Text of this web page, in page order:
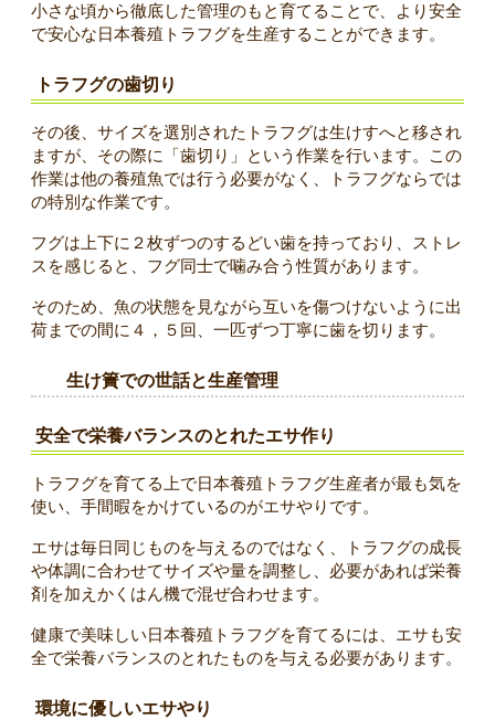
小さな頃から徹底した管理のもと育てることで、より安全
で安心な日本養殖トラフグを生産することができます。
トラフグの歯切り
その後、サイズを選別されたトラフグは生けすへと移され
ますが、その際に「歯切り」という作業を行います。この
作業は他の養殖魚では行う必要がなく、トラフグならでは
の特別な作業です。
フグは上下に２枚ずつのするどい歯を持っており、ストレ
スを感じると、フグ同士で噛み合う性質があります。
そのため、魚の状態を見ながら互いを傷つけないように出
荷までの間に４，５回、一匹ずつ丁寧に歯を切ります。
生け簀での世話と生産管理
安全で栄養バランスのとれたエサ作り
トラフグを育てる上で日本養殖トラフグ生産者が最も気を
使い、手間暇をかけているのがエサやりです。
エサは毎日同じものを与えるのではなく、トラフグの成長
や体調に合わせてサイズや量を調整し、必要があれば栄養
剤を加えかくはん機で混ぜ合わせます。
健康で美味しい日本養殖トラフグを育てるには、エサも安
全で栄養バランスのとれたものを与える必要があります。
環境に優しいエサやり